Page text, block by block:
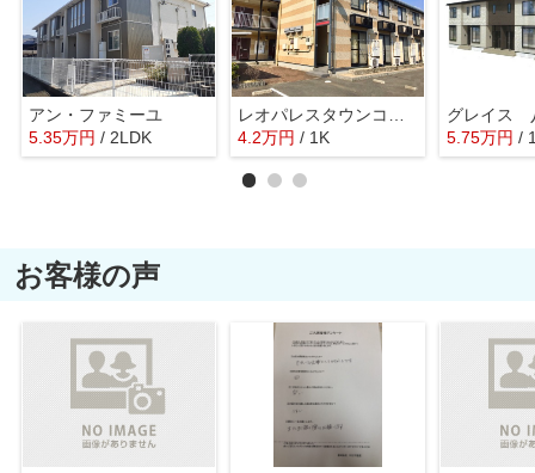
アン・ファミーユ
5.35万円 / 2LDK
4.2万円 / 1K
グレイス
5.75万円 /
お客様の声